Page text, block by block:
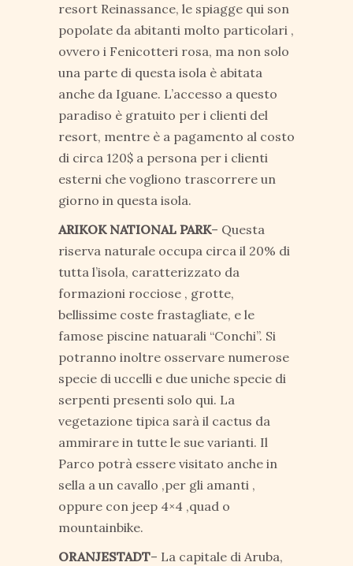
resort Reinassance, le spiagge qui son
popolate da abitanti molto particolari ,
ovvero i Fenicotteri rosa, ma non solo
una parte di questa isola è abitata
anche da Iguane. L’accesso a questo
paradiso è gratuito per i clienti del
resort, mentre è a pagamento al costo
di circa 120$ a persona per i clienti
esterni che vogliono trascorrere un
giorno in questa isola.
ARIKOK NATIONAL PARK– Questa
riserva naturale occupa circa il 20% di
tutta l’isola, caratterizzato da
formazioni rocciose , grotte,
bellissime coste frastagliate, e le
famose piscine natuarali “Conchi”. Si
potranno inoltre osservare numerose
specie di uccelli e due uniche specie di
serpenti presenti solo qui. La
vegetazione tipica sarà il cactus da
ammirare in tutte le sue varianti. Il
Parco potrà essere visitato anche in
sella a un cavallo ,per gli amanti ,
oppure con jeep 4×4 ,quad o
mountainbike.
ORANJESTADT– La capitale di Aruba,